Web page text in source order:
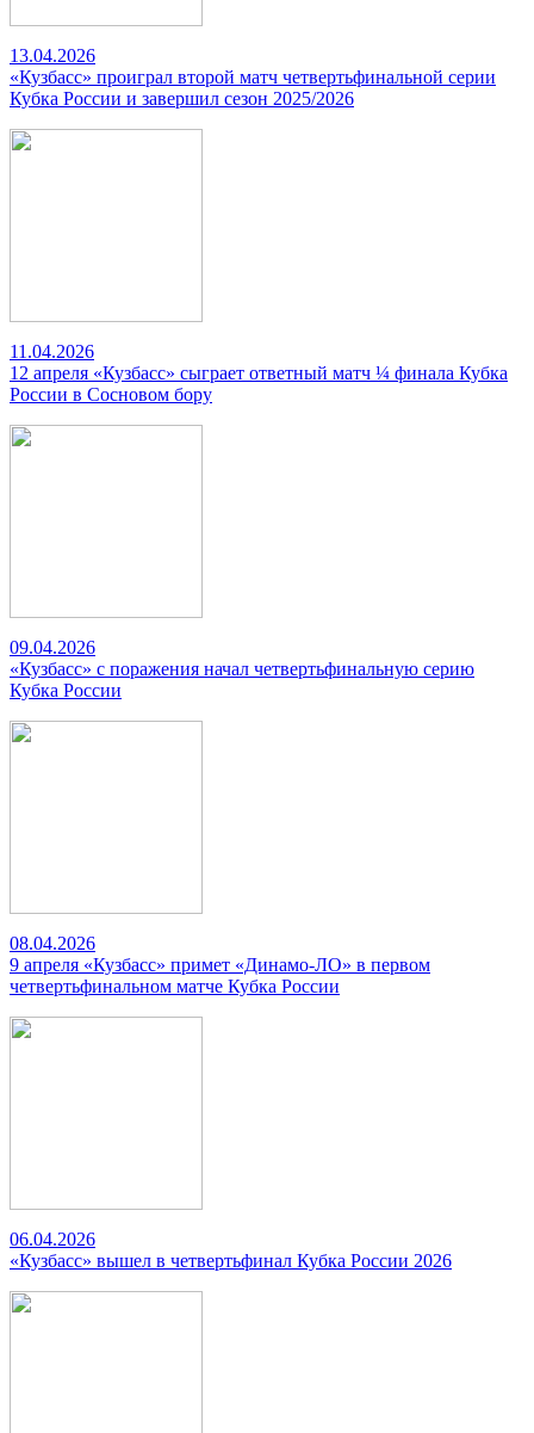
13.04.2026
«Кузбасс» проиграл второй матч четвертьфинальной серии
Кубка России и завершил сезон 2025/2026
11.04.2026
12 апреля «Кузбасс» сыграет ответный матч ¼ финала Кубка
России в Сосновом бору
09.04.2026
«Кузбасс» с поражения начал четвертьфинальную серию
Кубка России
08.04.2026
9 апреля «Кузбасс» примет «Динамо-ЛО» в первом
четвертьфинальном матче Кубка России
06.04.2026
«Кузбасс» вышел в четвертьфинал Кубка России 2026